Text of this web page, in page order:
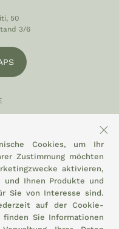
50
3/6
AN
Cookies, um Ihr
Zustimmung möchten
aktivieren,
und Ihnen Produkte und
Sie von Interesse sind.
auf der Cookie-
Sie Informationen